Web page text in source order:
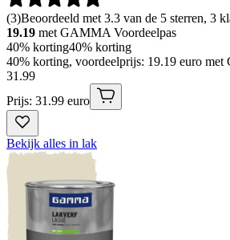
(3)Beoordeeld met 3.3 van de 5 sterren, 3
19.19 met GAMMA Voordeelpas
40% korting40% korting
40% korting, voordeelprijs: 19.19 euro
31 .99
Prijs: 31.99 euro
Bekijk alles in lak